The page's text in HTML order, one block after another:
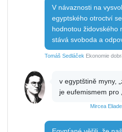
V návaznosti na
egyptského otroctví
hodnotou židovského
stává svoboda a
Tomáš Sedláček Ekonomie
v egyptštině myny,
je eufemismem pro
Mircea Eliade